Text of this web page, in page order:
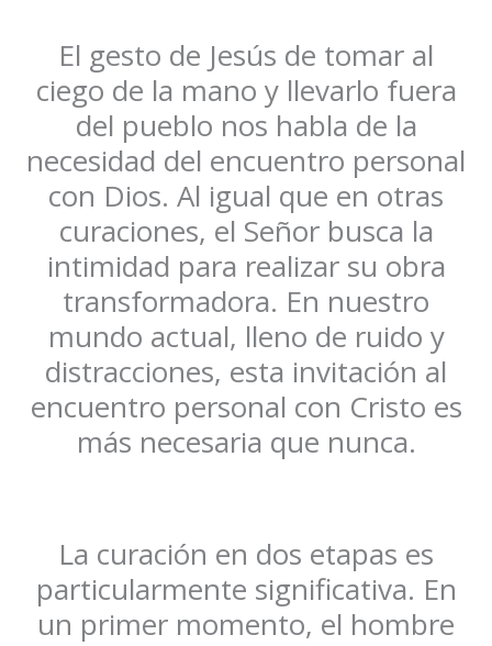
El gesto de Jesús de tomar al
ciego de la mano y llevarlo fuera
del pueblo nos habla de la
necesidad del encuentro personal
con Dios. Al igual que en otras
curaciones, el Señor busca la
intimidad para realizar su obra
transformadora. En nuestro
mundo actual, lleno de ruido y
distracciones, esta invitación al
encuentro personal con Cristo es
más necesaria que nunca.
La curación en dos etapas es
particularmente significativa. En
un primer momento, el hombre